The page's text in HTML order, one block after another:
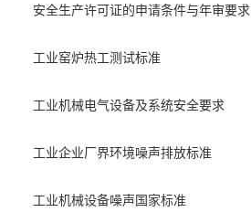
安全生产许可证的申请条件与年审要求
工业窑炉热工测试标准
工业机械电气设备及系统安全要求
工业企业厂界环境噪声排放标准
工业机械设备噪声国家标准